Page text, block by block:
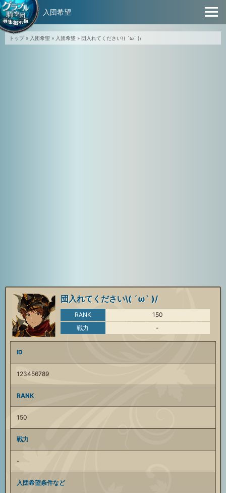
トップ» 入団希望 » 入団希望 » 団入れてください\( ´ω` )/
団入れてください\( ´ω` )/
RANK
150
戦力
-
ID
123456789
RANK
150
戦力
-
入団希望条件など
入団希望